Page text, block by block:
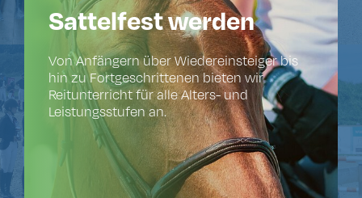
Sattelfest werden
Von Anfängern über Wiedereinsteiger bis
hin zu Fortgeschrittenen bieten wir
Reitunterricht für alle Alters- und
Leistungsstufen an.